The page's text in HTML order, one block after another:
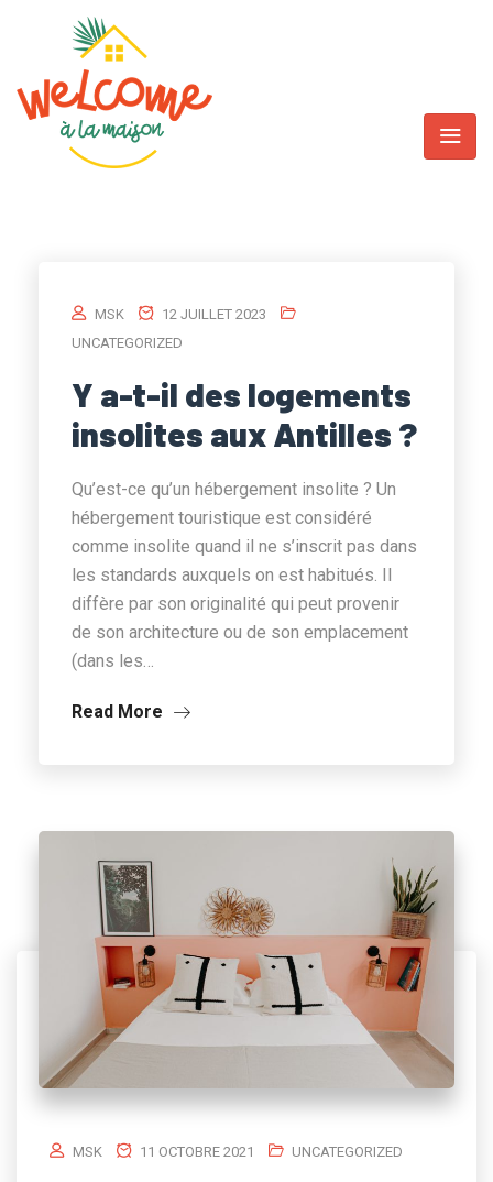
MSK
12 JUILLET 2023
UNCATEGORIZED
Y a-t-il des logements
insolites aux Antilles ?
Qu’est-ce qu’un hébergement insolite ? Un
hébergement touristique est considéré
comme insolite quand il ne s’inscrit pas dans
les standards auxquels on est habitués. Il
diffère par son originalité qui peut provenir
de son architecture ou de son emplacement
(dans les…
Read More
MSK 11 OCTOBRE 2021 UNCATEGORIZED